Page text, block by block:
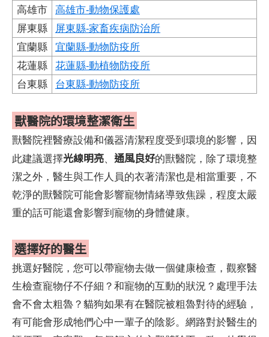
高雄市 高雄市-動物保護處
屏東縣
屏東縣-家畜疾病防治所
宜蘭縣 宜蘭縣-動物防疫所
花蓮縣 花蓮縣-動植物防疫所
台東縣
台東縣-動物防疫所
獸醫院的環境整潔衛生
獸醫院裡醫療設備和儀器清潔程度受到環境的影響，因
此建議選擇光線明亮、 通風良好的獸醫院，除了環境整
潔之外，醫生與工作人員的衣著清潔也是相當重要，不
乾淨的獸醫院可能會影響寵物情緒導致焦躁，程度太嚴
重的話可能還會影響到寵物的身體健康。
選擇好的醫生
挑選好醫院，您可以帶寵物去做一個健康檢查，觀察醫
生檢查寵物仔不仔細？和寵物的互動的狀況？處理手法
會不會太粗魯？貓狗如果有在醫院被粗魯對待的經驗，
有可能會形成牠們心中一輩子的陰影。網路對於醫生的